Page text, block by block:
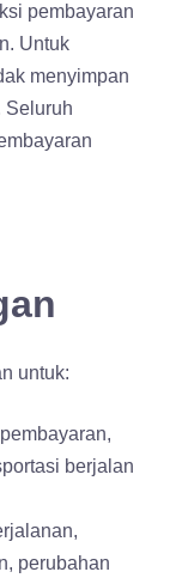
pembayaran
Untuk
menyimpan
Seluruh
untuk:
berjalan
perubahan